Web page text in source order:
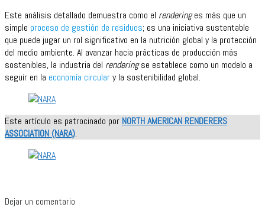
Este análisis detallado demuestra como el renderinges más que un
simple proceso de gestión de residuos; es una iniciativa sustentable
que puede jugar un rol significativo en la nutrición global y la protección
del medio ambiente. Al avanzar hacia prácticas de producción más
sostenibles, la industria del renderingse establece como un modelo a
seguir en la economía circulary la sostenibilidad global.
Este artículo es patrocinado por NORTH AMERICAN RENDERERS
ASSOCIATION (NARA).
Dejar un comentario